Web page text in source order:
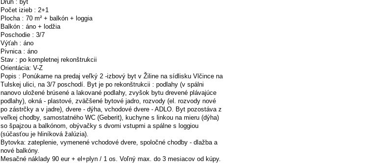
Druh : byt
Počet izieb : 2+1
Plocha : 70 m² + balkón + loggia
Balkón : áno + lodžia
Poschodie : 3/7
Výťah : áno
Pivnica : áno
Stav : po kompletnej rekonštrukcii
Orientácia: V-Z
Popis : Ponúkame na predaj veľký 2 -izbový byt v Žiline na sídlisku Vlčince na
Tulskej ulici, na 3/7 poschodí. Byt je po rekonštrukcii : podlahy (v spálni
nanovo uložené brúsené a lakované podlahy, zvyšok bytu drevené plávajúce
podlahy), okná - plastové, zväčšené bytové jadro, rozvody (el. rozvody nové
po zástrčky a v jadre), dvere - dýha, vchodové dvere - ADLO. Byt pozostáva z
veľkej chodby, samostatného WC (Geberit), kuchyne s linkou na mieru (dýha)
so špajzou a balkónom, obývačky s dvomi vstupmi a spálne s loggiou
(súčasťou je hliníková žalúzia).
Bytovka: zateplenie, vymenené vchodové dvere, spoločné chodby - dlažba a
nové balkóny.
Mesačné náklady 90 eur + el+plyn / 1 os. Voľný max. do 3 mesiacov od kúpy.